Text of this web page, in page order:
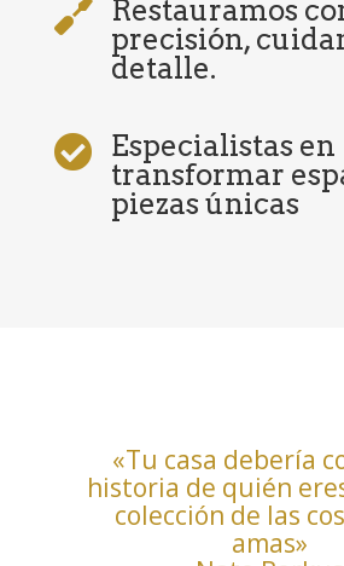
 Restauramos
precisión,
detalle.
 Especialistas en
transformar
piezas únicas
«Tu casa debería
historia de quién
colección de las
amas»